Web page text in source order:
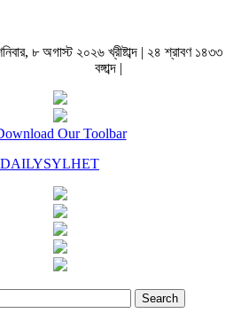
৮ অগাস্ট ২০২৬ খ্রীষ্টাব্দ | ২৪ শ্রাবণ ১৪৩৩
বঙ্গাব্দ |
Our Toolbar